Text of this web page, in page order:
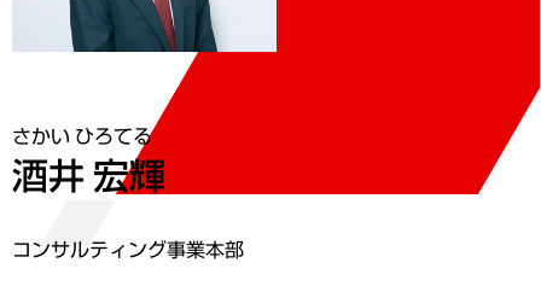
さかい ひろてる
酒井 宏輝
コンサルティング事業本部